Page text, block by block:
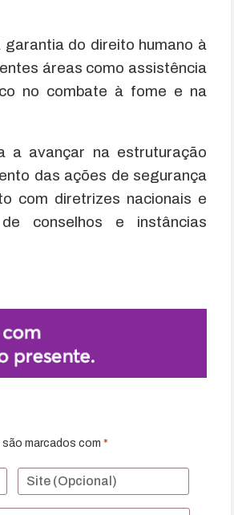
garantia do direito humano à
áreas como assistência
no combate à fome e na
a avançar na estruturação
das ações de segurança
com diretrizes nacionais e
conselhos e instâncias
marcados com *